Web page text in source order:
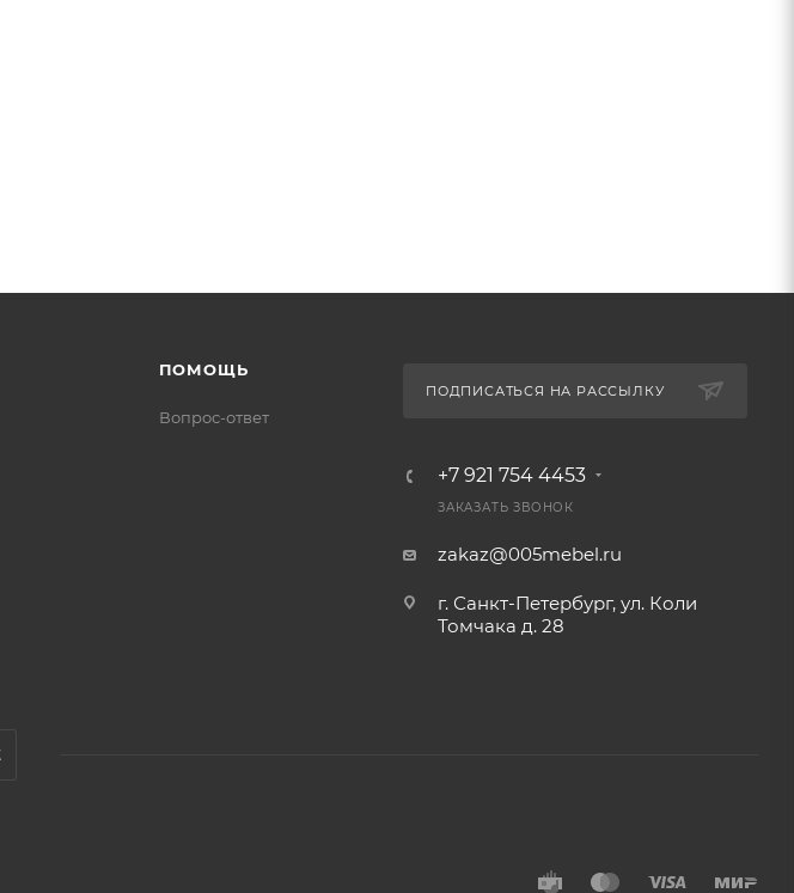
ПОМОЩЬ
Вопрос-ответ
ПОДПИСАТЬСЯ НА РАССЫЛКУ
+7 921 754 4453
ЗАКАЗАТЬ ЗВОНОК
zakaz@005mebel.ru
г. Санкт-Петербург, ул. Коли
Томчака д. 28